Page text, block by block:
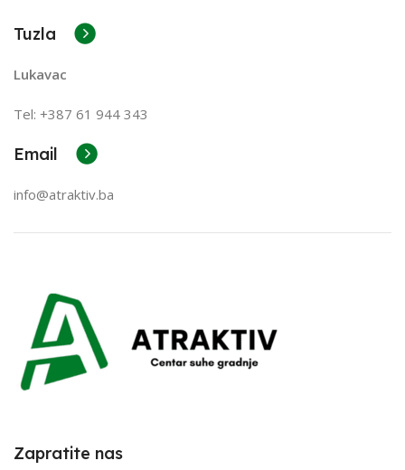
Tuzla
Lukavac
Tel: +387 61 944 343
Email
info@atraktiv.ba
Zapratite nas